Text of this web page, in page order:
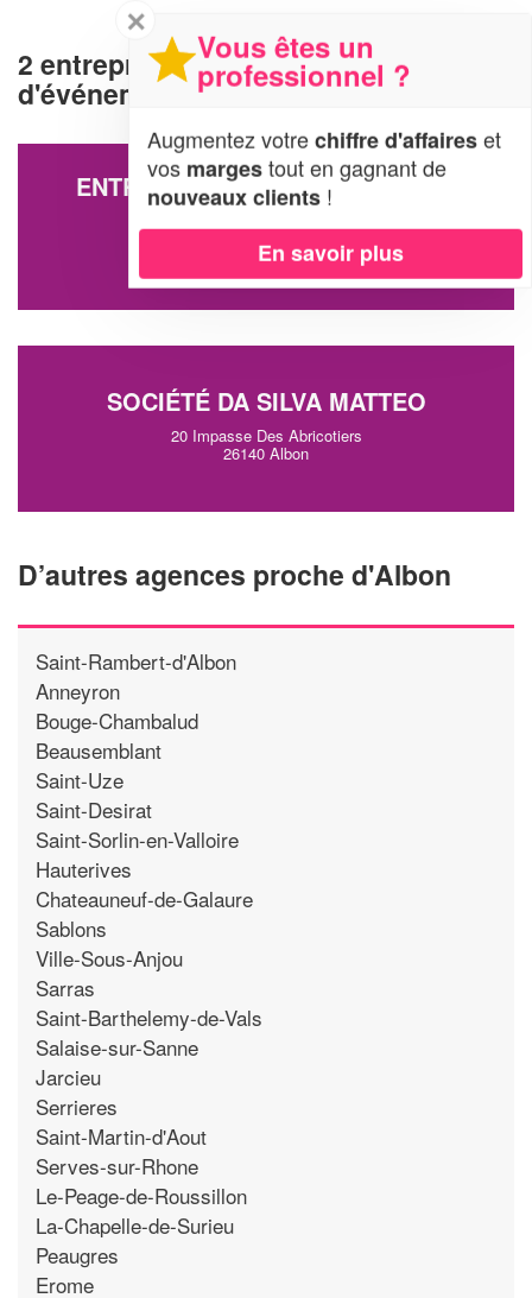
2 entreprises d'organisation
d'événements à Albon (26140)
ENTREPRISE POUENARD MARIE-
NOELLE
485 Route De Font-flacher
26140 Albon
SOCIÉTÉ DA SILVA MATTEO
20 Impasse Des Abricotiers
26140 Albon
D’autres agences proche d'Albon
Saint-Rambert-d'Albon
Anneyron
Bouge-Chambalud
Beausemblant
Saint-Uze
Saint-Desirat
Saint-Sorlin-en-Valloire
Hauterives
Chateauneuf-de-Galaure
Sablons
Ville-Sous-Anjou
Sarras
Saint-Barthelemy-de-Vals
Salaise-sur-Sanne
Jarcieu
Serrieres
Saint-Martin-d'Aout
Serves-sur-Rhone
Le-Peage-de-Roussillon
La-Chapelle-de-Surieu
Peaugres
Erome
✕
Vous êtes un
professionnel ?
Augmentez votrechiffre d'affaireset
vos margestout en gagnant de
nouveaux clients !
En savoir plus